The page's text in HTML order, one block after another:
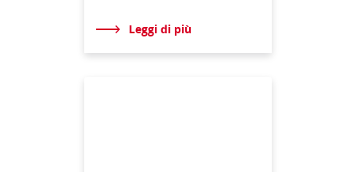
Leggi di più